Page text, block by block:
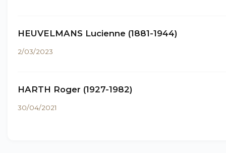
HEUVELMANS Lucienne (1881-1944)
2/03/2023
HARTH Roger (1927-1982)
30/04/2021